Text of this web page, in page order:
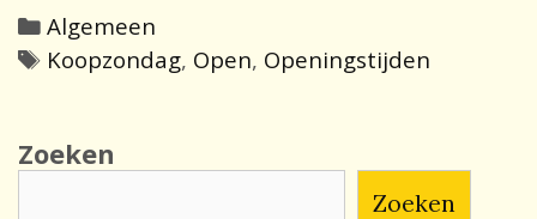
Categories
Algemeen
Tags
Koopzondag, Open, Openingstijden
Zoeken
Zoeken